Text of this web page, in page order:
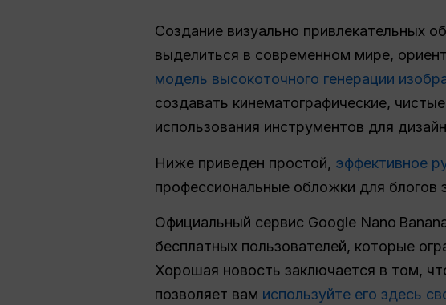
Создание визуально привлекательных
выделиться в современном мире,
модель высокоточного генерации
создавать кинематографические,
использования инструментов для
Ниже приведен простой, эффективное
профессиональные обложки для блогов
Официальный сервис Google Nano
бесплатных пользователей, которые
Хорошая новость заключается в том,
позволяет вам используйте его здесь